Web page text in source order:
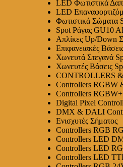
LED Φωτιστικά
LED
Φωτιστικά
Spot Ράγας GU10
Απλίκες Up/Down
Επιφανειακές
Χωνευτά Στεγανά
Χωνευτές Βάσεις
CONTROLLERS
Controllers RGBW
Controllers
Digital Pixel
DMX & DALI
Ενισχυτές Σήματος
Controllers RGB
Controllers LED
Controllers LED
Controllers LED